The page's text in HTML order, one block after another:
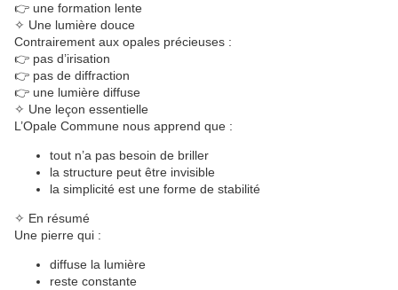
👉 une formation lente
✧ Une lumière douce
Contrairement aux opales précieuses :
👉 pas d’irisation
👉 pas de diffraction
👉 une lumière diffuse
✧ Une leçon essentielle
L’Opale Commune nous apprend que :
tout n’a pas besoin de briller
la structure peut être invisible
la simplicité est une forme de stabilité
✧ En résumé
Une pierre qui :
diffuse la lumière
reste constante